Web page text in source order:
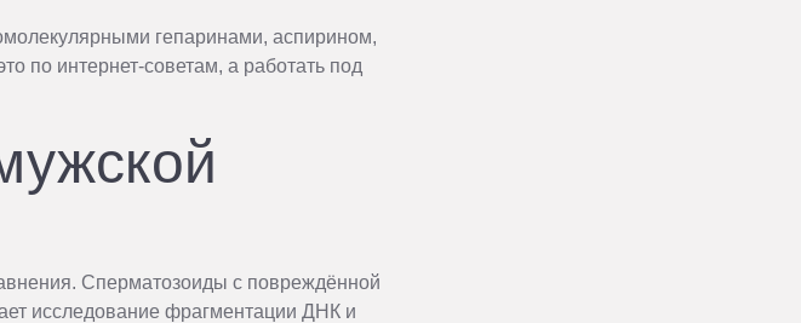
гепаринами, аспирином,
по интернет-советам, а работать под
Сперматозоиды с повреждённой
исследование фрагментации ДНК и